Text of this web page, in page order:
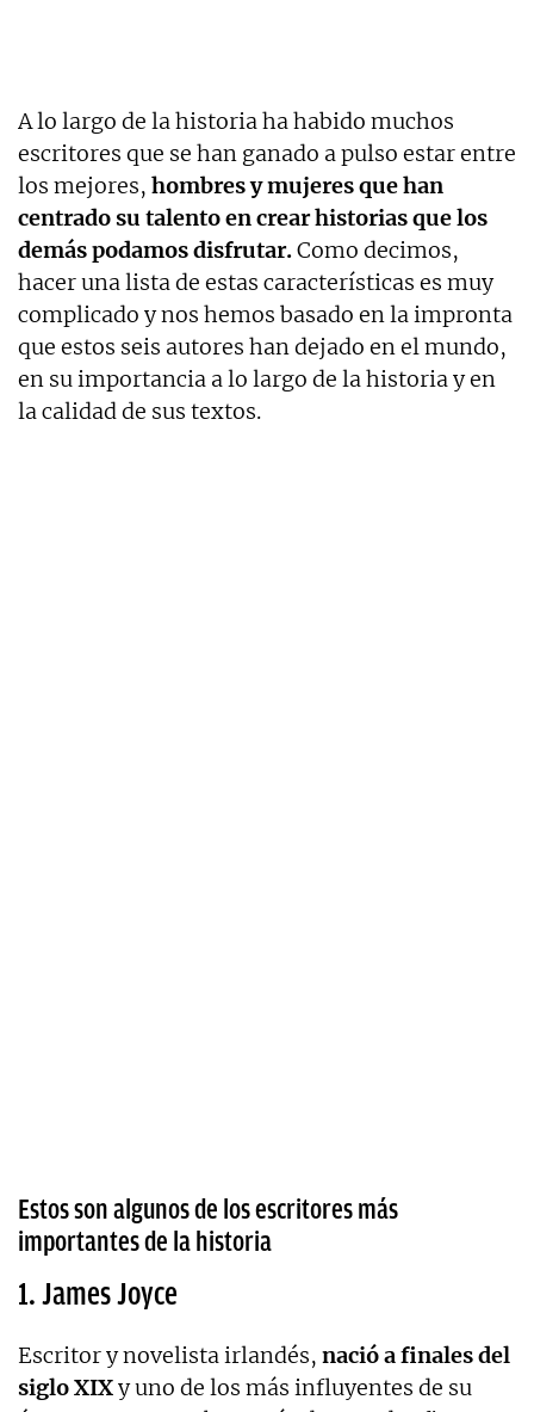
A lo largo de la historia ha habido muchos
escritores que se han ganado a pulso estar entre
los mejores, hombres y mujeres que han
centrado su talento en crear historias que los
demás podamos disfrutar.Como decimos,
hacer una lista de estas características es muy
complicado y nos hemos basado en la impronta
que estos seis autores han dejado en el mundo,
en su importancia a lo largo de la historia y en
la calidad de sus textos.
Estos son algunos de los escritores más
importantes de la historia
1. James Joyce
Escritor y novelista irlandés, nació a finales del
siglo XIXy uno de los más influyentes de su